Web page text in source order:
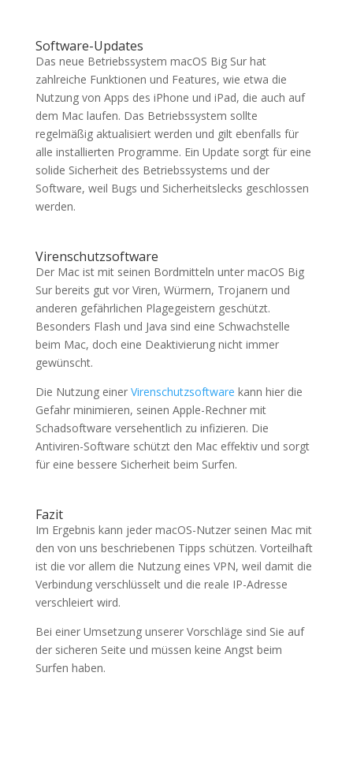
Software-Updates
Das neue Betriebssystem macOS Big Sur hat
zahlreiche Funktionen und Features, wie etwa die
Nutzung von Apps des iPhone und iPad, die auch auf
dem Mac laufen. Das Betriebssystem sollte
regelmäßig aktualisiert werden und gilt ebenfalls für
alle installierten Programme. Ein Update sorgt für eine
solide Sicherheit des Betriebssystems und der
Software, weil Bugs und Sicherheitslecks geschlossen
werden.
Virenschutzsoftware
Der Mac ist mit seinen Bordmitteln unter macOS Big
Sur bereits gut vor Viren, Würmern, Trojanern und
anderen gefährlichen Plagegeistern geschützt.
Besonders Flash und Java sind eine Schwachstelle
beim Mac, doch eine Deaktivierung nicht immer
gewünscht.
Die Nutzung einer Virenschutzsoftware kann hier die
Gefahr minimieren, seinen Apple-Rechner mit
Schadsoftware versehentlich zu infizieren. Die
Antiviren-Software schützt den Mac effektiv und sorgt
für eine bessere Sicherheit beim Surfen.
Fazit
Im Ergebnis kann jeder macOS-Nutzer seinen Mac mit
den von uns beschriebenen Tipps schützen. Vorteilhaft
ist die vor allem die Nutzung eines VPN, weil damit die
Verbindung verschlüsselt und die reale IP-Adresse
verschleiert wird.
Bei einer Umsetzung unserer Vorschläge sind Sie auf
der sicheren Seite und müssen keine Angst beim
Surfen haben.